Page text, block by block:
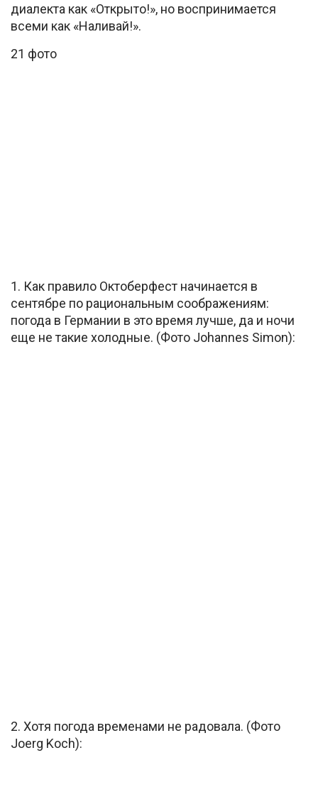
диалекта как «Открыто!», но воспринимается
всеми как «Наливай!».
21 фото
1. Как правило Октоберфест начинается в
сентябре по рациональным соображениям:
погода в Германии в это время лучше, да и ночи
еще не такие холодные. (Фото Johannes Simon):
2. Хотя погода временами не радовала. (Фото
Joerg Koch):